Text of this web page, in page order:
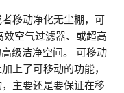
移动净化无尘棚，可
空气过滤器、或超高
级洁净空间。 可移动
上了可移动的功能，
主要还是要保证在移